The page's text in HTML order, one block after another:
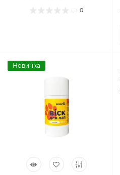
0
Новинка